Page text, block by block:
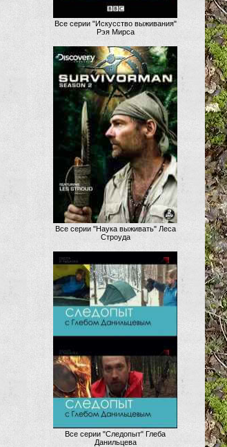
Все серии "Искусство выживания"
Рэя Мирса
Все серии "Наука выживать" Леса
Строуда
Все серии "Следопыт" Глеба
Данильцева